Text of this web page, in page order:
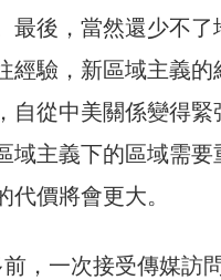
最後，當然還少不了
經驗，新區域主義的
自從中美關係變得緊
域主義下的區域需要
價將會更大。
，一次接受傳媒訪